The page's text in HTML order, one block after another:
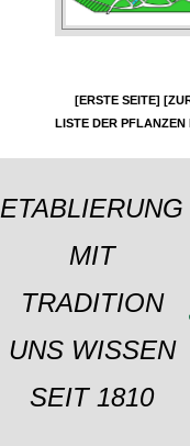
[ERSTE SEITE]
LISTE DER
ETABLIERUNG
MIT
TRADITION
UNS WISSEN
SEIT 1810